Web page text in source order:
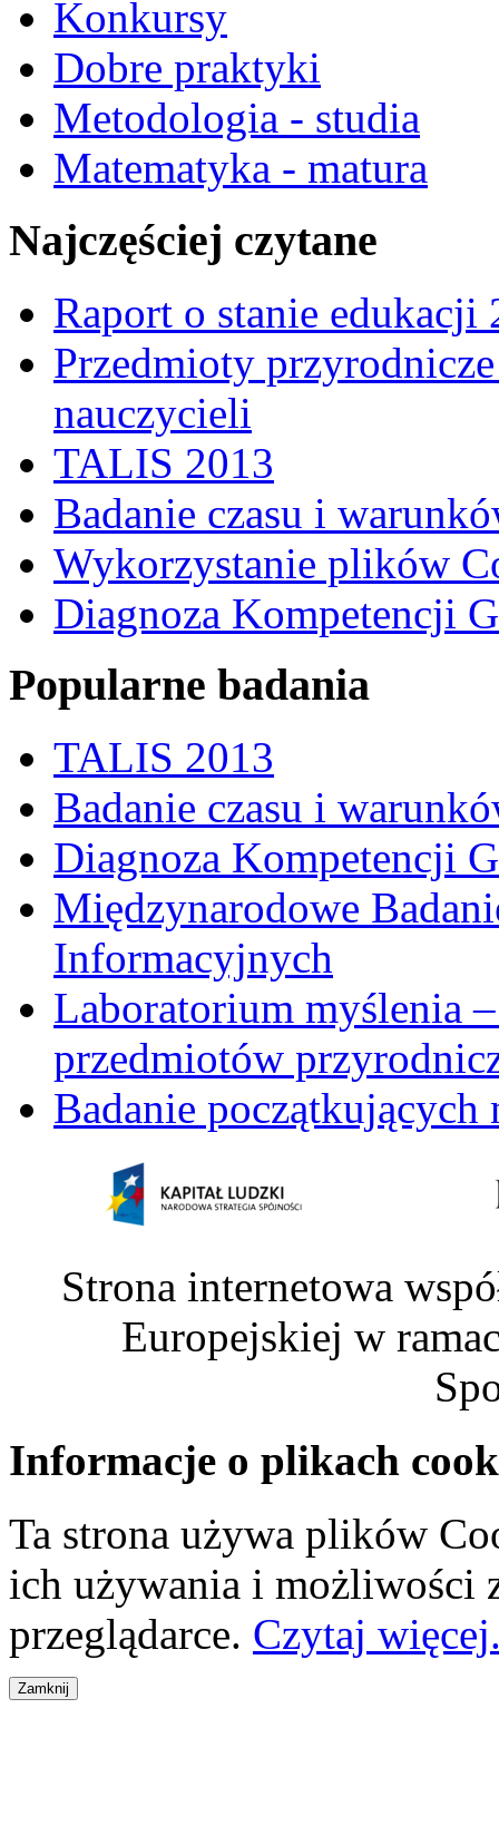
Konkursy
Dobre praktyki
Metodologia - studia
Matematyka - matura
Najczęściej czytane
Raport o stanie edukacji
Przedmioty
nauczycieli
TALIS 2013
Badanie czasu i
Wykorzystanie plików
Diagnoza Kompetencji
Popularne badania
TALIS 2013
Badanie czasu i
Diagnoza Kompetencji
Międzynarodowe
Informacyjnych
Laboratorium myślenia
przedmiotów
Badanie początkujących
Strona internetowa
Europejskiej w
Informacje o plikach
Ta strona używa plików
ich używania i możliwości
przeglądarce. Czytaj